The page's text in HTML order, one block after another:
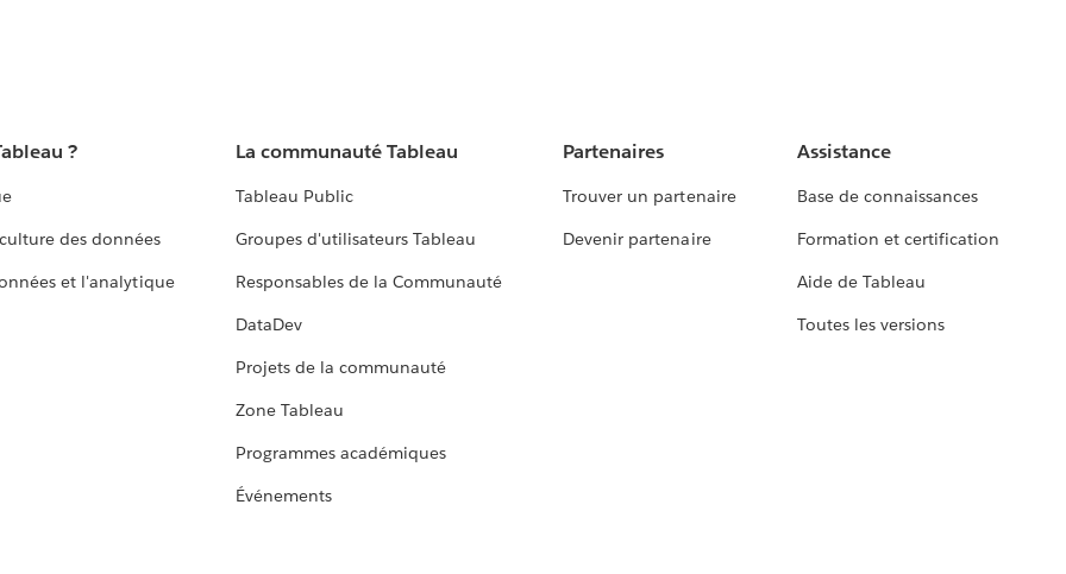
?
des données
et l'analytique
La communauté Tableau
Tableau Public
Groupes d'utilisateurs Tableau
Responsables de la Communauté
DataDev
Projets de la communauté
Zone Tableau
Programmes académiques
Événements
Partenaires
Trouver un partenaire
Devenir partenaire
Assistance
Base de connaissances
Formation et certification
Aide de Tableau
Toutes les versions